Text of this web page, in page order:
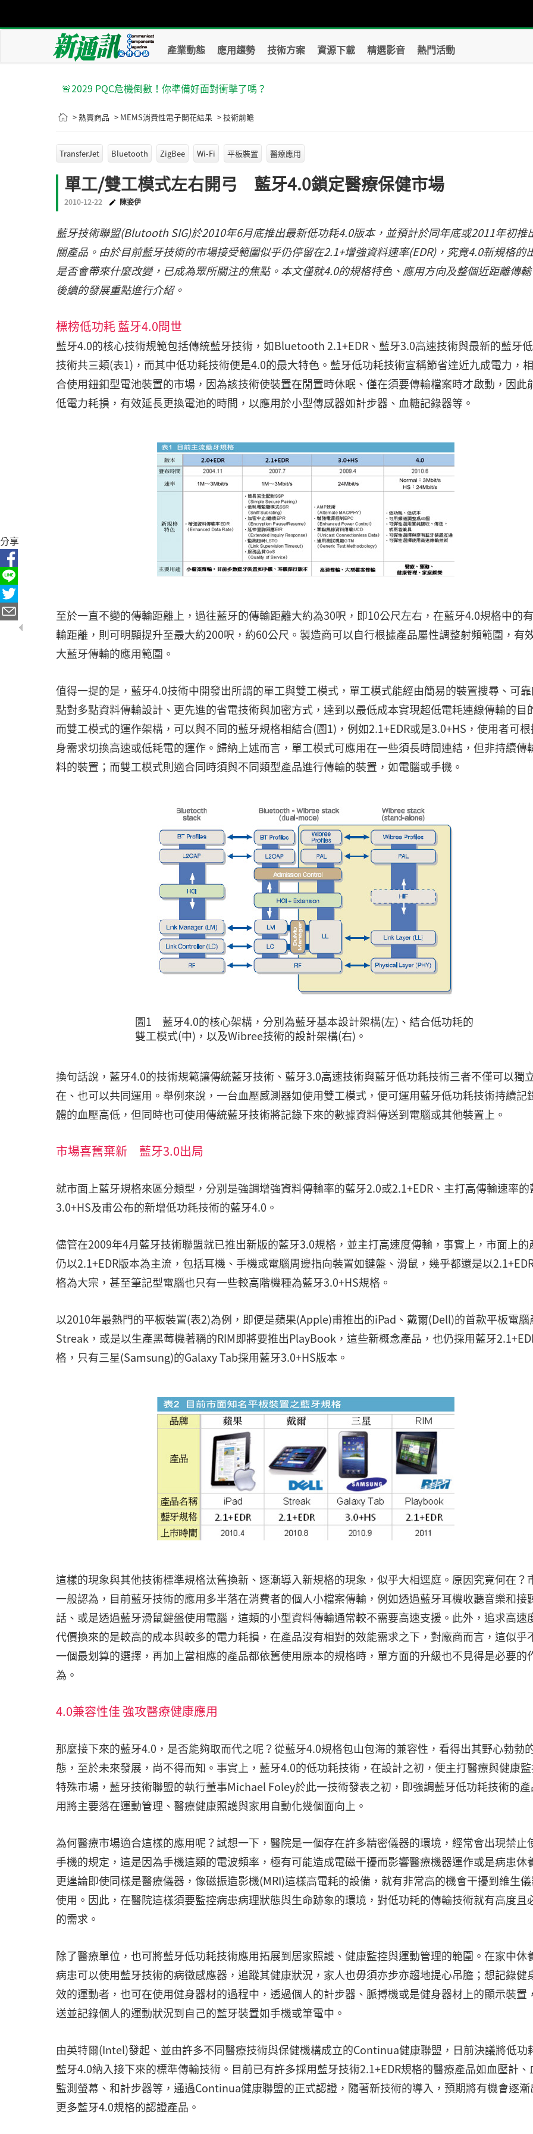
產業動態 應用趨勢 技術方案 資源下載 精選影音 熱門活動
🚨2029 PQC危機倒數！你準備好面對衝擊了嗎？
> 熱賣商品 > MEMS消費性電子開花結果 > 技術前瞻
TransferJet Bluetooth ZigBee Wi-Fi 平板裝置 醫療應用
單工/雙工模式左右開弓 藍牙4.0鎖定醫療保健市場
2010-12-22 陳姿伊
藍牙技術聯盟(Blutooth SIG)於2010年6月底推出最新低功耗4.0版本，並預計於同年底或2011年初推
關產品。由於目前藍牙技術的市場接受範圍似乎仍停留在2.1+增強資料速率(EDR)，究竟4.0新規格的
是否會帶來什麼改變，已成為眾所關注的焦點。本文僅就4.0的規格特色、應用方向及整個近距離傳
後續的發展重點進行介紹。
標榜低功耗 藍牙4.0問世
藍牙4.0的核心技術規範包括傳統藍牙技術，如Bluetooth 2.1+EDR、藍牙3.0高速技術與最新的藍牙
技術共三類(表1)，而其中低功耗技術便是4.0的最大特色。藍牙低功耗技術宣稱節省達近九成電力，
合使用鈕釦型電池裝置的市場，因為該技術使裝置在閒置時休眠、僅在須要傳輸檔案時才啟動，因此
低電力耗損，有效延長更換電池的時間，以應用於小型傳感器如計步器、血糖記錄器等。
至於一直不變的傳輸距離上，過往藍牙的傳輸距離大約為30呎，即10公尺左右，在藍牙4.0規格中的
輸距離，則可明顯提升至最大約200呎，約60公尺。製造商可以自行根據產品屬性調整射頻範圍，有
大藍牙傳輸的應用範圍。
值得一提的是，藍牙4.0技術中開發出所謂的單工與雙工模式，單工模式能經由簡易的裝置搜尋、可
點對多點資料傳輸設計、更先進的省電技術與加密方式，達到以最低成本實現超低電耗連線傳輸的目
而雙工模式的運作架構，可以與不同的藍牙規格相結合(圖1)，例如2.1+EDR或是3.0+HS，使用者可根
身需求切換高速或低耗電的運作。歸納上述而言，單工模式可應用在一些須長時間連結，但非持續傳
料的裝置；而雙工模式則適合同時須與不同類型產品進行傳輸的裝置，如電腦或手機。
圖1 藍牙4.0的核心架構，分別為藍牙基本設計架構(左)、結合低功耗的
雙工模式(中)，以及Wibree技術的設計架構(右)。
換句話說，藍牙4.0的技術規範讓傳統藍牙技術、藍牙3.0高速技術與藍牙低功耗技術三者不僅可以獨
在、也可以共同運用。舉例來說，一台血壓感測器如使用雙工模式，便可運用藍牙低功耗技術持續記
體的血壓高低，但同時也可使用傳統藍牙技術將記錄下來的數據資料傳送到電腦或其他裝置上。
市場喜舊棄新 藍牙3.0出局
就市面上藍牙規格來區分類型，分別是強調增強資料傳輸率的藍牙2.0或2.1+EDR、主打高傳輸速率的
3.0+HS及甫公布的新增低功耗技術的藍牙4.0。
儘管在2009年4月藍牙技術聯盟就已推出新版的藍牙3.0規格，並主打高速度傳輸，事實上，市面上的
仍以2.1+EDR版本為主流，包括耳機、手機或電腦周邊指向裝置如鍵盤、滑鼠，幾乎都還是以
格為大宗，甚至筆記型電腦也只有一些較高階機種為藍牙3.0+HS規格。
以2010年最熱門的平板裝置(表2)為例，即便是蘋果(Apple)甫推出的iPad、戴爾(Dell)的首款平板電腦
Streak，或是以生產黑莓機著稱的RIM即將要推出PlayBook，這些新概念產品，也仍採用藍牙
格，只有三星(Samsung)的Galaxy Tab採用藍牙3.0+HS版本。
這樣的現象與其他技術標準規格汰舊換新、逐漸導入新規格的現象，似乎大相逕庭。原因究竟何在？
一般認為，目前藍牙技術的應用多半落在消費者的個人小檔案傳輸，例如透過藍牙耳機收聽音樂和接
話、或是透過藍牙滑鼠鍵盤使用電腦，這類的小型資料傳輸通常較不需要高速支援。此外，追求高速
代價換來的是較高的成本與較多的電力耗損，在產品沒有相對的效能需求之下，對廠商而言，這似乎
一個最划算的選擇，再加上當相應的產品都依舊使用原本的規格時，單方面的升級也不見得是必要的
為。
4.0兼容性佳 強攻醫療健康應用
那麼接下來的藍牙4.0，是否能夠取而代之呢？從藍牙4.0規格包山包海的兼容性，看得出其野心勃勃
態，至於未來發展，尚不得而知。事實上，藍牙4.0的低功耗技術，在設計之初，便主打醫療與健康
特殊市場，藍牙技術聯盟的執行董事Michael Foley於此一技術發表之初，即強調藍牙低功耗技術的
用將主要落在運動管理、醫療健康照護與家用自動化幾個面向上。
為何醫療市場適合這樣的應用呢？試想一下，醫院是一個存在許多精密儀器的環境，經常會出現禁止
手機的規定，這是因為手機這類的電波頻率，極有可能造成電磁干擾而影響醫療機器運作或是病患休
更遑論即使同樣是醫療儀器，像磁振造影機(MRI)這樣高電耗的設備，就有非常高的機會干擾到維生
使用。因此，在醫院這樣須要監控病患病理狀態與生命跡象的環境，對低功耗的傳輸技術就有高度且
的需求。
除了醫療單位，也可將藍牙低功耗技術應用拓展到居家照護、健康監控與運動管理的範圍。在家中休
病患可以使用藍牙技術的病徵感應器，追蹤其健康狀況，家人也毋須亦步亦趨地提心吊膽；想記錄健
效的運動者，也可在使用健身器材的過程中，透過個人的計步器、脈搏機或是健身器材上的顯示裝置
送並記錄個人的運動狀況到自己的藍牙裝置如手機或筆電中。
由英特爾(Intel)發起、並由許多不同醫療技術與保健機構成立的Continua健康聯盟，日前決議將低功
藍牙4.0納入接下來的標準傳輸技術。目前已有許多採用藍牙技術2.1+EDR規格的醫療產品如血壓計、
監測螢幕、和計步器等，通過Continua健康聯盟的正式認證，隨著新技術的導入，預期將有機會逐漸
更多藍牙4.0規格的認證產品。
分享